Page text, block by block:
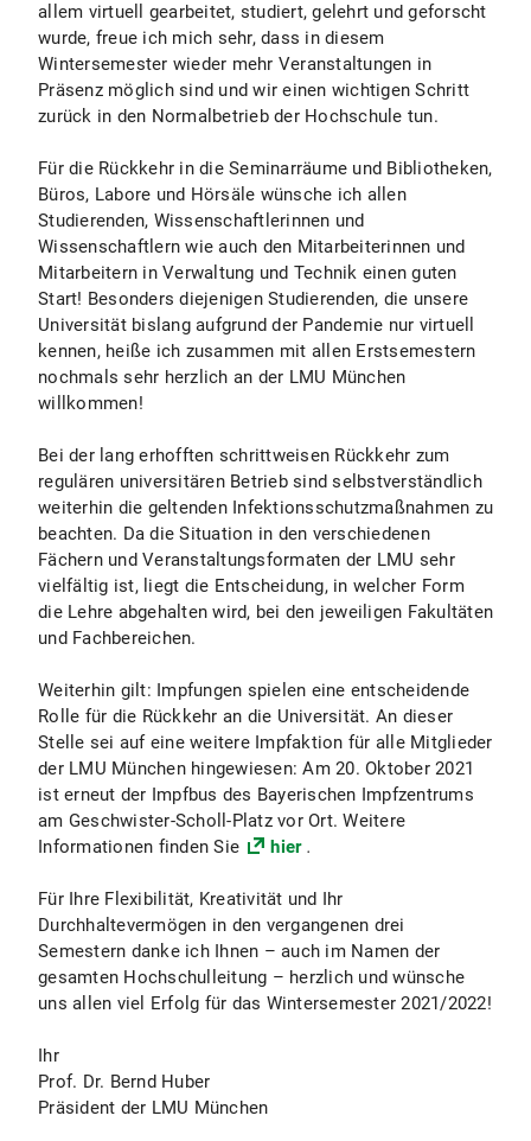
allem virtuell gearbeitet, studiert, gelehrt und geforscht
wurde, freue ich mich sehr, dass in diesem
Wintersemester wieder mehr Veranstaltungen in
Präsenz möglich sind und wir einen wichtigen Schritt
zurück in den Normalbetrieb der Hochschule tun.
Für die Rückkehr in die Seminarräume und Bibliotheken,
Büros, Labore und Hörsäle wünsche ich allen
Studierenden, Wissenschaftlerinnen und
Wissenschaftlern wie auch den Mitarbeiterinnen und
Mitarbeitern in Verwaltung und Technik einen guten
Start! Besonders diejenigen Studierenden, die unsere
Universität bislang aufgrund der Pandemie nur virtuell
kennen, heiße ich zusammen mit allen Erstsemestern
nochmals sehr herzlich an der LMU München
willkommen!
Bei der lang erhofften schrittweisen Rückkehr zum
regulären universitären Betrieb sind selbstverständlich
weiterhin die geltenden Infektionsschutzmaßnahmen zu
beachten. Da die Situation in den verschiedenen
Fächern und Veranstaltungsformaten der LMU sehr
vielfältig ist, liegt die Entscheidung, in welcher Form
die Lehre abgehalten wird, bei den jeweiligen Fakultäten
und Fachbereichen.
Weiterhin gilt: Impfungen spielen eine entscheidende
Rolle für die Rückkehr an die Universität. An dieser
Stelle sei auf eine weitere Impfaktion für alle Mitglieder
der LMU München hingewiesen: Am 20. Oktober 2021
ist erneut der Impfbus des Bayerischen Impfzentrums
am Geschwister-Scholl-Platz vor Ort. Weitere
Informationen finden Sie
hier .
Für Ihre Flexibilität, Kreativität und Ihr
Durchhaltevermögen in den vergangenen drei
Semestern danke ich Ihnen – auch im Namen der
gesamten Hochschulleitung – herzlich und wünsche
uns allen viel Erfolg für das Wintersemester 2021/2022!
Ihr
Prof. Dr. Bernd Huber
Präsident der LMU München